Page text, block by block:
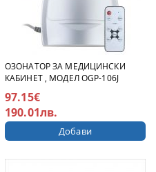
ОЗОНАТОР ЗА МЕДИЦИНСКИ
КАБИНЕТ , МОДЕЛ OGP-106J
97.15€
190.01лв.